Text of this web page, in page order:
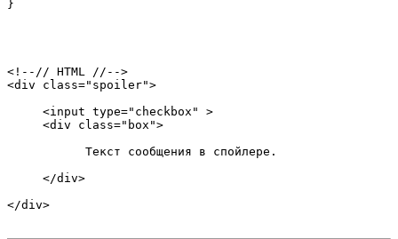
<!--// HTML //-->
<div class="spoiler">
     <input type="checkbox" >
     <div class="box">
           Текст сообщения в спойлере.
     </div>